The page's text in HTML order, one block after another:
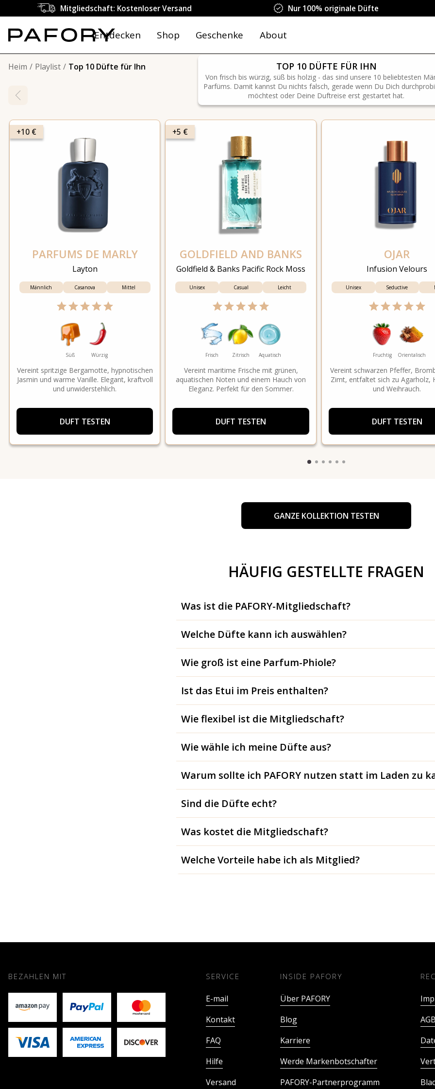
Mitgliedschaft: Kostenloser Versand Nur 100% originale Düfte
Entdecken Shop Geschenke About
Heim Playlist Top 10 Düfte für Ihn TOP 10 DÜFTE FÜR IHN
Von frisch bis würzig, süß bis holzig - das sind unsere 10 beliebtesten
Parfüms. Damit kannst Du nichts falsch, gerade wenn Du Dich
möchtest oder Deine Duftreise erst gestartet hat.
+10 €
PARFUMS DE MARLY
Layton
Männlich Casanova Mittel
Süß Würzig
Vereint spritzige Bergamotte, hypnotischen
Jasmin und warme Vanille. Elegant, kraftvoll
und unwiderstehlich.
DUFT TESTEN
+5 €
GOLDFIELD AND BANKS
Goldfield & Banks Pacific Rock Moss
Unisex Casual Leicht
Frisch Zitrisch Aquatisch
Vereint maritime Frische mit grünen,
aquatischen Noten und einem Hauch von
Eleganz. Perfekt für den Sommer.
DUFT TESTEN
OJAR
Infusion Velours
Unisex Seductive
Fruchtig Orientalisch
Vereint schwarzen Pfeffer,
Zimt, entfaltet sich zu Agarholz,
und Weihrauch.
DUFT TESTEN
GANZE KOLLEKTION TESTEN
HÄUFIG GESTELLTE FRAGEN
Was ist die PAFORY-Mitgliedschaft?
Welche Düfte kann ich auswählen?
Wie groß ist eine Parfum-Phiole?
Ist das Etui im Preis enthalten?
Wie flexibel ist die Mitgliedschaft?
Wie wähle ich meine Düfte aus?
Warum sollte ich PAFORY nutzen statt im Laden zu
Sind die Düfte echt?
Was kostet die Mitgliedschaft?
Welche Vorteile habe ich als Mitglied?
BEZAHLEN MIT SERVICE
E-mail
Kontakt
FAQ
Hilfe
Versand
INSIDE PAFORY
Über PAFORY
Blog
Karriere
Werde Markenbotschafter
PAFORY-Partnerprogramm